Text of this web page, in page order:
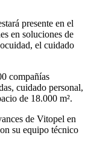
presente en el
en soluciones de
el cuidado
compañías
cuidado personal,
de 18.000 m².
de Vitopel en
su equipo técnico